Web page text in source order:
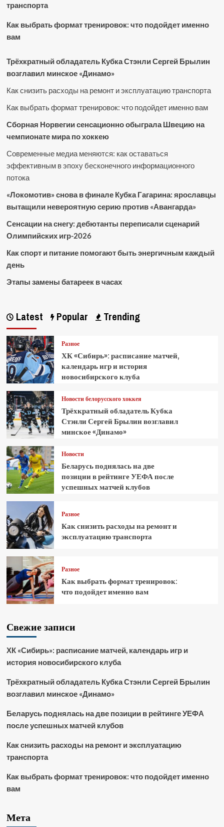
транспорта
Как выбрать формат тренировок: что подойдет именно
вам
Трёхкратный обладатель Кубка Стэнли Сергей Брылин
возглавил минское «Динамо»
Как снизить расходы на ремонт и эксплуатацию транспорта
Как выбрать формат тренировок: что подойдет именно вам
Сборная Норвегии сенсационно обыграла Швецию на
чемпионате мира по хоккею
Современные медиа меняются: как оставаться
эффективным в эпоху бесконечного информационного
потока
«Локомотив» снова в финале Кубка Гагарина: ярославцы
вытащили невероятную серию против «Авангарда»
Сенсации на снегу: дебютанты переписали сценарий
Олимпийских игр-2026
Как спорт и питание помогают быть энергичным каждый
день
Этапы замены батареек в часах
Latest Popular Trending
Разное
ХК «Сибирь»: расписание матчей,
календарь игр и история
новосибирского клуба
Новости белорусского хоккея
Трёхкратный обладатель Кубка
Стэнли Сергей Брылин возглавил
минское «Динамо»
Новости
Беларусь поднялась на две
позиции в рейтинге УЕФА после
успешных матчей клубов
Разное
Как снизить расходы на ремонт и
эксплуатацию транспорта
Разное
Как выбрать формат тренировок:
что подойдет именно вам
Свежие записи
ХК «Сибирь»: расписание матчей, календарь игр и
история новосибирского клуба
Трёхкратный обладатель Кубка Стэнли Сергей Брылин
возглавил минское «Динамо»
Беларусь поднялась на две позиции в рейтинге УЕФА
после успешных матчей клубов
Как снизить расходы на ремонт и эксплуатацию
транспорта
Как выбрать формат тренировок: что подойдет именно
вам
Мета